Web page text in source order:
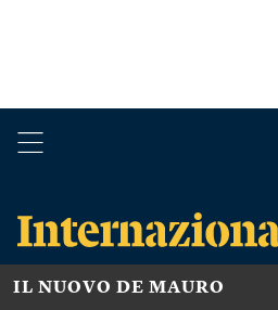
IL NUOVO DE MAURO